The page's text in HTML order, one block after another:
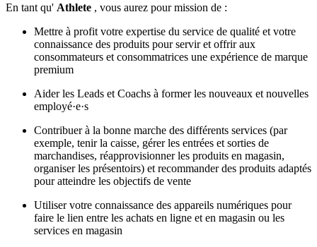
En tant qu' Athlete , vous aurez pour mission de :
Mettre à profit votre expertise du service de qualité et votre
connaissance des produits pour servir et offrir aux
consommateurs et consommatrices une expérience de marque
premium
Aider les Leads et Coachs à former les nouveaux et nouvelles
employé·e·s
Contribuer à la bonne marche des différents services (par
exemple, tenir la caisse, gérer les entrées et sorties de
marchandises, réapprovisionner les produits en magasin,
organiser les présentoirs) et recommander des produits adaptés
pour atteindre les objectifs de vente
Utiliser votre connaissance des appareils numériques pour
faire le lien entre les achats en ligne et en magasin ou les
services en magasin